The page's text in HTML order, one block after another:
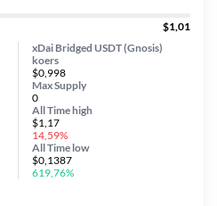
$1,01
xDai Bridged USDT (Gnosis)
koers
$0,998
Max Supply
0
All Timehigh
$1,17
14,59%
All Time low
$0,1387
619,76%